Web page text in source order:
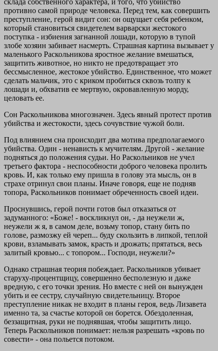
склада собственного характера, и того, что убийство
противно самой природе человека. Перед тем, как совершить
преступление, герой видит сон: он ощущает себя ребенком,
который становиться свидетелем варварски жестокого
поступка - избиения загнанной лошади, которую в тупой
злобе хозяин забивает насмерть. Страшная картина вызывает у
маленького Раскольникова яростное желание вмешаться,
защитить животное, но никто не предотвращает это
бессмысленное, жестокое убийство. Единственное, что может
сделать мальчик, это с криком пробиться сквозь толпу к
лошади и, обхватив ее мертвую, окровавленную морду,
целовать ее.
Сон Раскольникова многозначен. Здесь явный протест против
убийства и жестокости, здесь сочувствие чужой боли.
Под влиянием сна происходит два мотива предполагаемого
убийства. Один - ненависть к мучителям. Другой - желание
подняться до положения судьи. Но Раскольников не учел
третьего фактора - неспособности доброго человека пролить
кровь. И, как только ему пришла в голову эта мысль, он в
страхе отринул свои планы. Иначе говоря, еще не подняв
топора, Раскольников понимает обреченность своей идеи.
Проснувшись, герой почти готов был отказаться от
задуманного: «Боже! - воскликнул он, - да неужели ж,
неужели ж я, в самом деле, возьму топор, стану бить по
голове, размозжу ей череп... буду скользить в липкой, теплой
крови, взламывать замок, красть и дрожать; прятаться, весь
залитый кровью... с топором... Господи, неужели?»
Однако страшная теория побеждает. Раскольников убивает
старуху-процентщицу, совершенно бесполезную и даже
вредную, с его точки зрения. Но вместе с ней он вынужден
убить и ее сестру, случайную свидетельницу. Второе
преступление никак не входит в планы героя, ведь Лизавета
именно та, за счастье которой он борется. Обездоленная,
беззащитная, руки не поднявшая, чтобы защитить лицо.
Теперь Раскольников понимает: нельзя разрешать «кровь по
совести» - она польется потоком.